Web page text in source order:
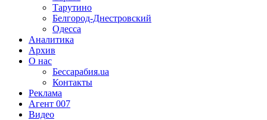
Тарутино
Белгород-Днестровский
Одесса
Аналитика
Архив
О нас
Бессарабия.ua
Контакты
Реклама
Агент 007
Видео